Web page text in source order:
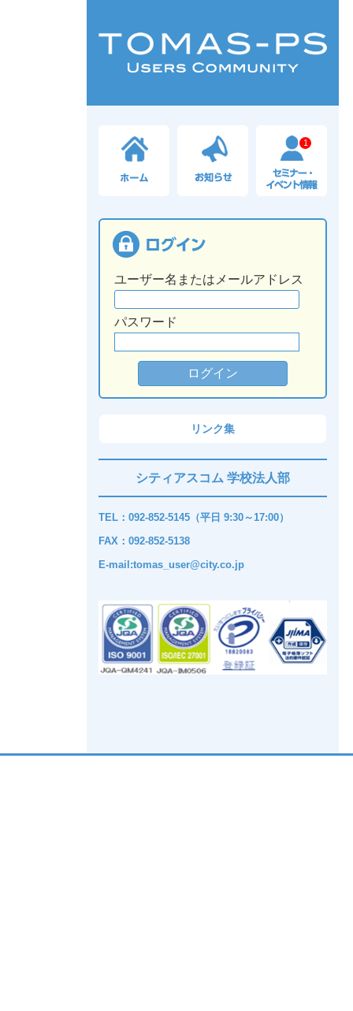
1
ユーザー名またはメールアドレス
パスワード
リンク集
シティアスコム 学校法人部
TEL：092-852-5145（平日 9:30～17:00）
FAX：092-852-5138
E-mail:tomas_user@city.co.jp